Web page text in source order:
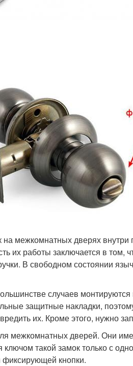
на межкомнатных дверях
их работы заключается в том,
В свободном состоянии
случаев
защитные накладки,
их. Кроме этого, нужно
межкомнатных дверей. Они
такой замок только с
кнопки.